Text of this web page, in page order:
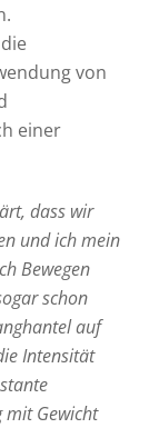
von
einer
dass wir
und ich mein
Bewegen
schon
auf
Intensität
mit Gewicht